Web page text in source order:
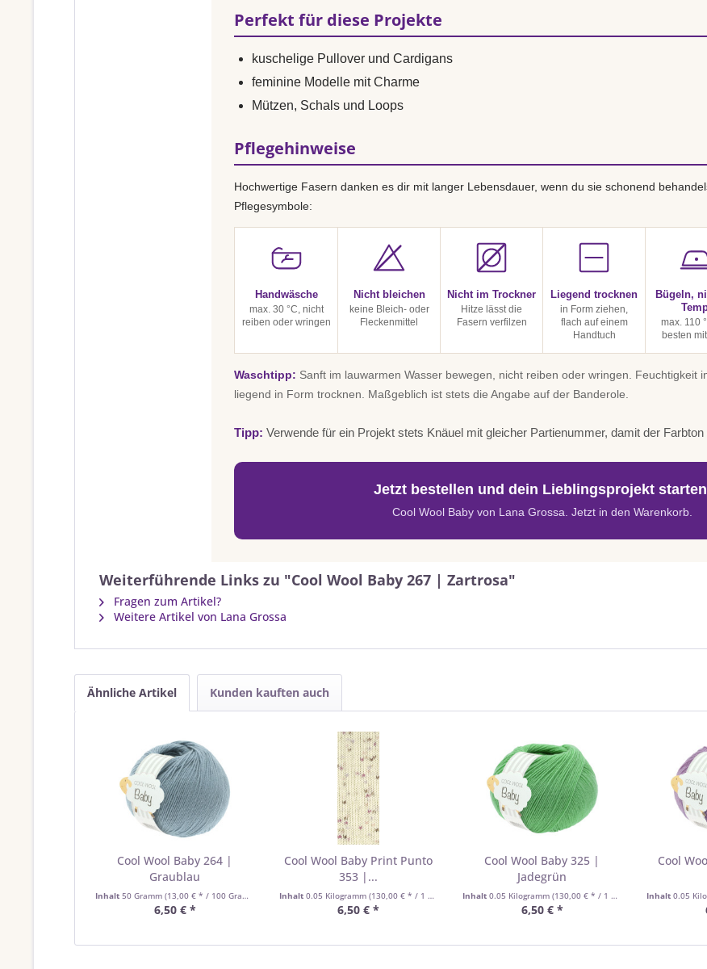
Perfekt für diese Projekte
kuschelige Pullover und Cardigans
feminine Modelle mit Charme
Mützen, Schals und Loops
Pflegehinweise
Hochwertige Fasern danken es dir mit langer Lebensdauer, wenn du sie schonend
Pflegesymbole:
Handwäsche
max. 30 °C, nicht
reiben oder wringen
Nicht bleichen
keine Bleich- oder
Fleckenmittel
Nicht im Trockner
Hitze lässt die
Fasern verfilzen
Liegend trocknen
in Form ziehen,
flach auf einem
Handtuch
Bügeln,
max. 110
besten
Waschtipp: Sanft im lauwarmen Wasser bewegen, nicht reiben oder wringen. Feuchtigkeit
liegend in Form trocknen. Maßgeblich ist stets die Angabe auf der Banderole.
Tipp: Verwende für ein Projekt stets Knäuel mit gleicher Partienummer, damit der Farbton
Jetzt bestellen und dein Lieblingsprojekt
Cool Wool Baby von Lana Grossa. Jetzt in den Warenkorb.
Weiterführende Links zu "Cool Wool Baby 267 | Zartrosa"
Fragen zum Artikel?
Weitere Artikel von Lana Grossa
Ähnliche Artikel Kunden kauften auch
Cool Wool Baby 264 |
Graublau
Inhalt 50 Gramm (13,00 € * / 100 Gramm)
6,50 € *
Cool Wool Baby Print Punto
353 |...
Inhalt 0.05 Kilogramm (130,00 € * / 1 Kilogramm)
6,50 € *
Cool Wool Baby 325 |
Jadegrün
Inhalt0.05 Kilogramm(130,00 € * / 1 Kilogramm)
6,50 € *
Cool
Inhalt 0.05